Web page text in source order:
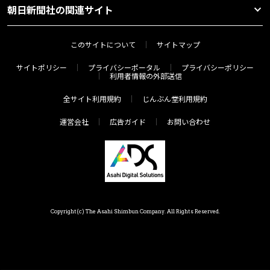
朝日新聞社の関連サイト
このサイトについて サイトマップ
サイトポリシー プライバシーポータル
プライバシーポリシー
利用者情報の外部送信
全サイト利用規約 じんぶん堂利用規約
運営会社 広告ガイド お問い合わせ
Copyright(c) The Asahi Shimbun Company. All Rights Reserved.